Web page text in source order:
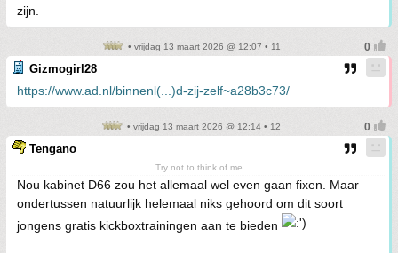
zijn.
• vrijdag 13 maart 2026 @ 12:07 • 11
Gizmogirl28
https://www.ad.nl/binnenl(...)d-zij-zelf~a28b3c73/
• vrijdag 13 maart 2026 @ 12:14 • 12
Tengano
Try not to think of me
Nou kabinet D66 zou het allemaal wel even gaan fixen. Maar
ondertussen natuurlijk helemaal niks gehoord om dit soort
jongens gratis kickboxtrainingen aan te bieden